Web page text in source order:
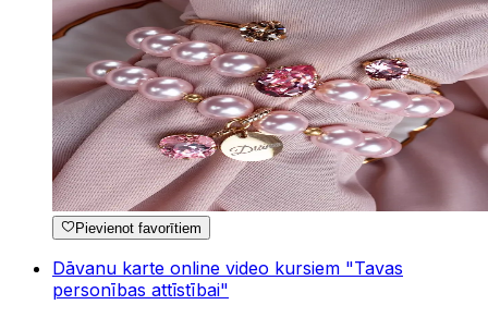
Pievienot favorītiem
Dāvanu karte online video kursiem "Tavas
personības attīstībai"